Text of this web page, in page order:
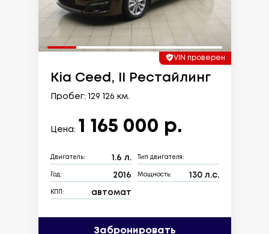
VIN проверен
Kia Ceed, II Рестайлинг
Пробег: 129 126 км.
Цена: 1 165 000 р.
Двигатель: 1.6 л. Тип двигателя:
Год: 2016 Мощность: 130 л.с.
КПП: автомат
Забронировать